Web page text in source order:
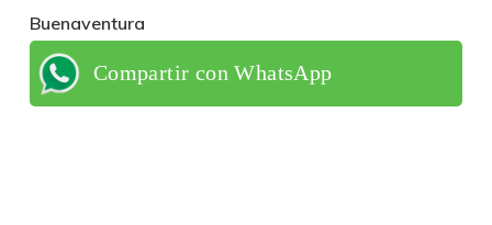
Buenaventura
Compartir con WhatsApp